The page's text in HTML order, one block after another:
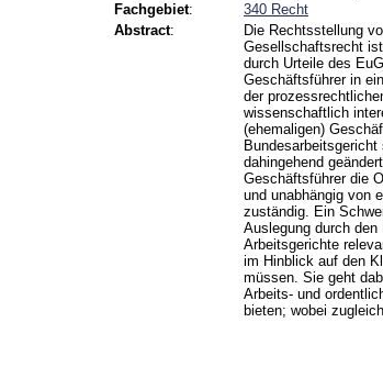
Fachgebiet:
340 Recht
Abstract:
Die Rechtsstellung
Gesellschaftsrecht
durch Urteile des
Geschäftsführer in
der
wissenschaftlich
(ehemaligen)
dahingehend
Geschäftsführer die
und unabhängig von
zuständig. Ein
Auslegung durch
Arbeitsgerichte
im Hinblick auf den
müssen. Sie geht
Arbeits- und
bieten; wobei